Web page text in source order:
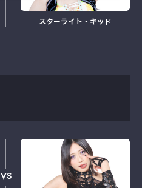
スターライト・キッド
VS